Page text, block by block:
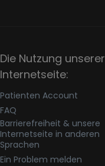
Die Nutzung unserer
Internetseite:
Patienten Account
FAQ
Barrierefreiheit & unsere
Internetseite in anderen
Sprachen
Ein Problem melden